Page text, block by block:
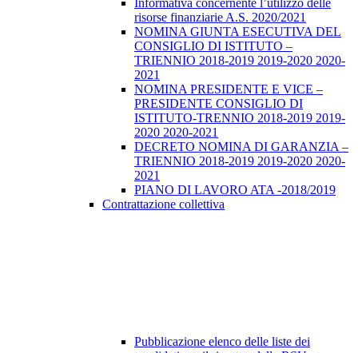
Informativa concernente l’utilizzo delle
risorse finanziarie A.S. 2020/2021
NOMINA GIUNTA ESECUTIVA DEL
CONSIGLIO DI ISTITUTO –
TRIENNIO 2018-2019 2019-2020 2020-
2021
NOMINA PRESIDENTE E VICE –
PRESIDENTE CONSIGLIO DI
ISTITUTO-TRENNIO 2018-2019 2019-
2020 2020-2021
DECRETO NOMINA DI GARANZIA –
TRIENNIO 2018-2019 2019-2020 2020-
2021
PIANO DI LAVORO ATA -2018/2019
Contrattazione collettiva
Pubblicazione elenco delle liste dei